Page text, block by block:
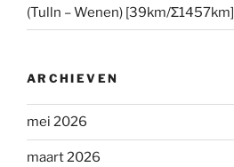
(Tulln – Wenen) [39km/Σ1457km]
ARCHIEVEN
mei 2026
maart 2026